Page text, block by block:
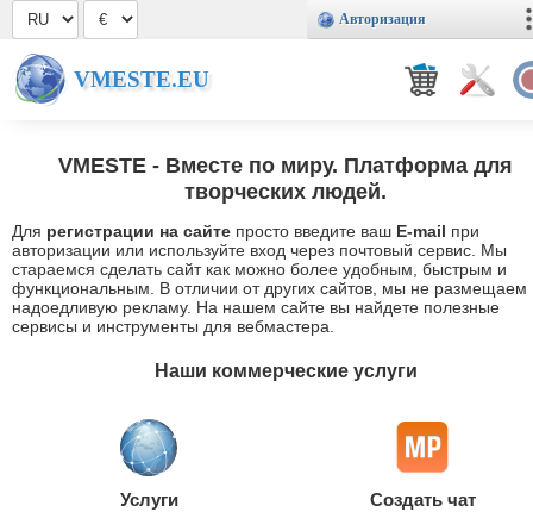
Авторизация
VMESTE.EU
VMESTE - Вместе по миру. Платформа для
творческих людей.
Для регистрации на сайте просто введите ваш E-mail при
авторизации или используйте вход через почтовый сервис. Мы
стараемся сделать сайт как можно более удобным, быстрым и
функциональным. В отличии от других сайтов, мы не размещаем
надоедливую рекламу. На нашем сайте вы найдете полезные
сервисы и инструменты для вебмастера.
Наши коммерческие услуги
Услуги Создать чат